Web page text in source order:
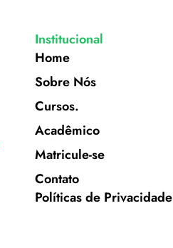
Institucional
Home
Sobre Nós
Cursos.
Acadêmico
Matricule-se
Contato
Políticas de Privacidade